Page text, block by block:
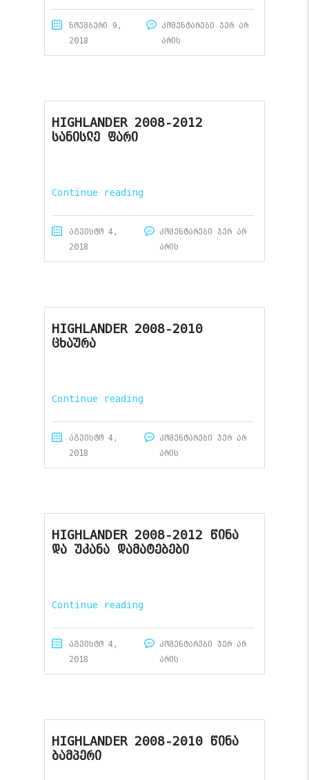
ნოემბერი 9,
2018
კომენტარები ჯერ არ
არის
HIGHLANDER 2008-2012
სანისლე ფარი
Continue reading
აგვისტო 4,
2018
კომენტარები ჯერ არ
არის
HIGHLANDER 2008-2010
ცხაურა
Continue reading
აგვისტო 4,
2018
კომენტარები ჯერ არ
არის
HIGHLANDER 2008-2012 წინა
და უკანა დამატებები
Continue reading
აგვისტო 4,
2018
კომენტარები ჯერ არ
არის
HIGHLANDER 2008-2010 წინა
ბამპერი